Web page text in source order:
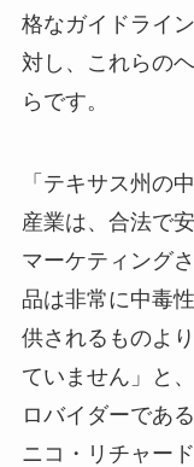
格なガイドライ
対し、これらの
らです。
「テキサス州の
産業は、合法で
マーケティング
品は非常に中毒
供されるものよ
ていません」と
ロバイダーであ
ニコ・リチャー